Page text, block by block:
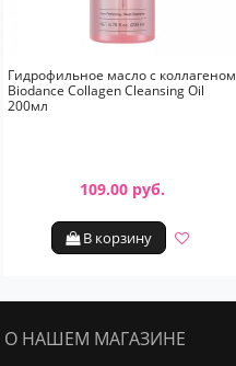
Гидрофильное масло с коллагеном
Biodance Collagen Cleansing Oil
200мл
109.00 руб.
В корзину
О НАШЕМ МАГАЗИНЕ